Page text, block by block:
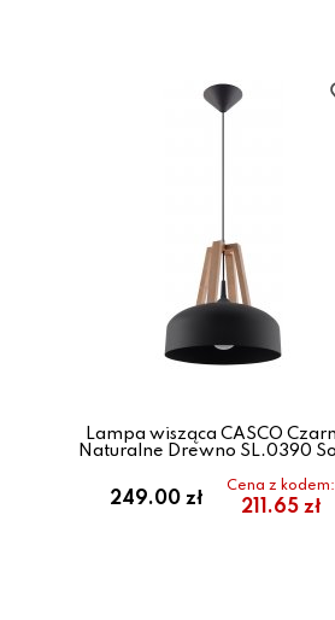
Lampa wisząca CASCO
Naturalne Drewno SL.0390
249.00 zł
Cena z kodem:
211.65 zł